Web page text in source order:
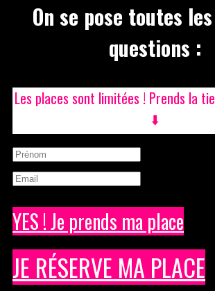
On se pose toutes
questions :
Les places sont limitées ! Prends la
⬇️
YES ! Je prends ma place
JE RÉSERVE MA PLACE